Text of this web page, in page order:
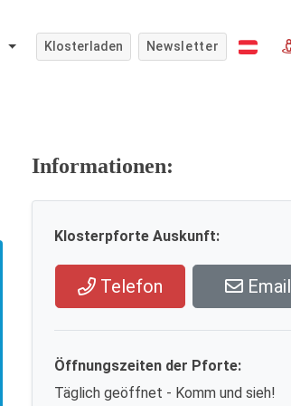
Klosterladen Newsletter
Informationen:
Klosterpforte Auskunft:
Telefon Email
Öffnungszeiten der Pforte:
Täglich geöffnet - Komm und sieh!